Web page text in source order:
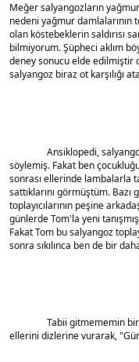
Meğer salyangozların
nedeni yağmur damlalarının
olan köstebeklerin saldırısı
bilmiyorum. Şüpheci aklım
deney sonucu elde edilmiştir
salyangoz biraz ot karşılığı
söylemiş. Fakat ben
sonrası ellerinde lambalarla
sattıklarını görmüştüm.
toplayıcılarının peşine
günlerde Tom'la yeni
Fakat Tom bu salyangoz
sonra sıkılınca ben de bir
ellerini dizlerine vurarak,